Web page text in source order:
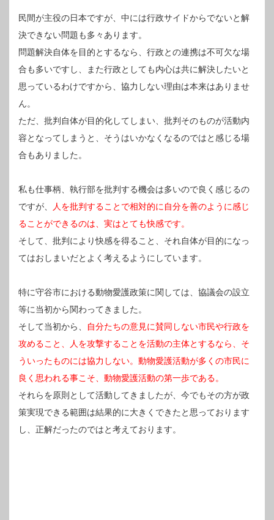
民間が主役の日本ですが、中には行政サイドからでないと解
決できない問題も多々あります。
問題解決自体を目的とするなら、行政との連携は不可欠な場
合も多いですし、また行政としても内心は共に解決したいと
思っているわけですから、協力しない理由は本来はありませ
ん。
ただ、批判自体が目的化してしまい、批判そのものが活動内
容となってしまうと、そうはいかなくなるのではと感じる場
合もありました。
私も仕事柄、執行部を批判する機会は多いので良く感じるの
ですが、
人を批判することで相対的に自分を善のように感じ
ることができるのは、実はとても快感です。
そして、批判により快感を得ること、それ自体が目的になっ
てはおしまいだとよく考えるようにしています。
特に守谷市における動物愛護政策に関しては、協議会の設立
等に当初から関わってきました。
そして当初から、
自分たちの意見に賛同しない市民や行政を
攻めること、人を攻撃することを活動の主体とするなら、そ
ういったものには協力しない。動物愛護活動が多くの市民に
良く思われる事こそ、動物愛護活動の第一歩である。
それらを原則として活動してきましたが、今でもその方が政
策実現できる範囲は結果的に大きくできたと思っております
し、正解だったのではと考えております。